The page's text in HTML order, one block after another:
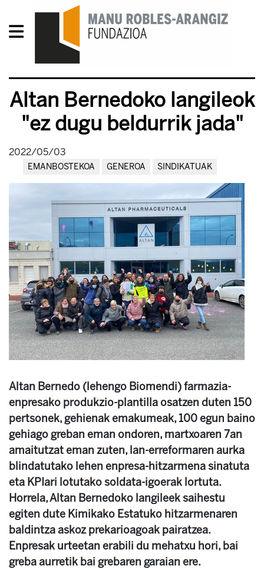
Altan Bernedoko langileok
"ez dugu beldurrik jada"
2022/05/03
EMANBOSTEKOA GENEROA SINDIKATUAK
Altan Bernedo (lehengo Biomendi) farmazia-
enpresako produkzio-plantilla osatzen duten 150
pertsonek, gehienak emakumeak, 100 egun baino
gehiago greban eman ondoren, martxoaren 7an
amaitutzat eman zuten, lan-erreformaren aurka
blindatutako lehen enpresa-hitzarmena sinatuta
eta KPIari lotutako soldata-igoerak lortuta.
Horrela, Altan Bernedoko langileek saihestu
egiten dute Kimikako Estatuko hitzarmenaren
baldintza askoz prekarioagoak pairatzea.
Enpresak urteetan erabili du mehatxu hori, bai
greba aurretik bai grebaren garaian ere.